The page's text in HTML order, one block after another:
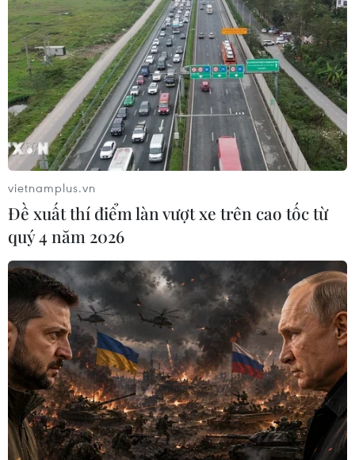
Thừa Thiên-Huế tiếp nhận tượng Đại
tướng Nguyễn Chí Thanh
30/12/2013 11:41
Nhân 100 năm ngày sinh Đại tướng Nguyễn Chí Thanh,
tỉnh Thừa Thiên-Huế tổ chức lễ tiếp nhận bốn bức tượng
Đại tướng do gia đình Đại tướng trao tặng.
vietnamplus.vn
Đề xuất thí điểm làn vượt xe trên cao tốc từ
quý 4 năm 2026